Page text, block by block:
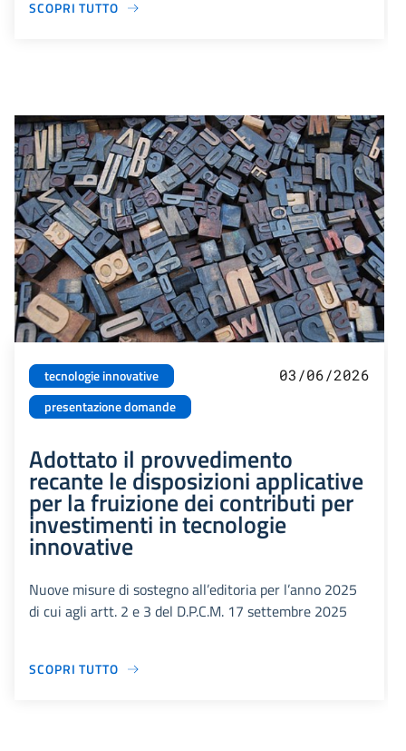
SCOPRI TUTTO
tecnologie innovative
presentazione domande
03/06/2026
Adottato il provvedimento
recante le disposizioni applicative
per la fruizione dei contributi per
investimenti in tecnologie
innovative
Nuove misure di sostegno all’editoria per l’anno 2025
di cui agli artt. 2 e 3 del D.P.C.M. 17 settembre 2025
SCOPRI TUTTO